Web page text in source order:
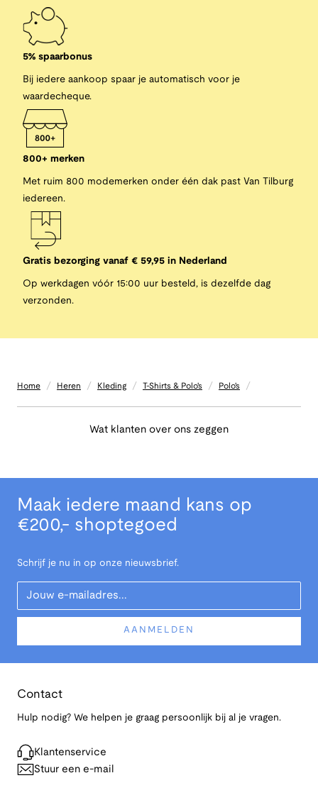
5% spaarbonus
Bij iedere aankoop spaar je automatisch voor je
waardecheque.
800+ merken
Met ruim 800 modemerken onder één dak past Van Tilburg
iedereen.
Gratis bezorging vanaf € 59,95 in Nederland
Op werkdagen vóór 15:00 uur besteld, is dezelfde dag
verzonden.
Home / Heren / Kleding / T-Shirts & Polo's / Polo's /
Wat klanten over ons zeggen
Maak iedere maand kans op
€200,- shoptegoed
Schrijf je nu in op onze nieuwsbrief.
Your Email
AANMELDEN
Contact
Hulp nodig? We helpen je graag persoonlijk bij al je vragen.
Klantenservice
Stuur een e-mail